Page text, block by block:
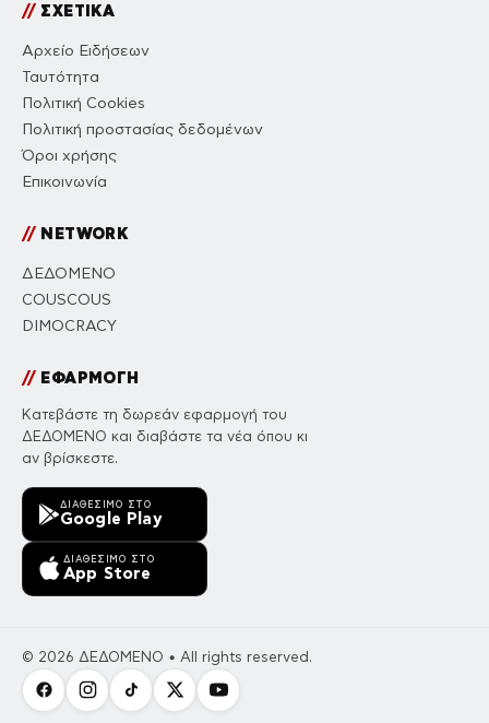
//ΣΧΕΤΙΚΑ
Αρχείο Ειδήσεων
Ταυτότητα
Πολιτική Cookies
Πολιτική προστασίας δεδομένων
Όροι χρήσης
Επικοινωνία
//NETWORK
ΔΕΔΟΜΕΝΟ
COUSCOUS
DIMOCRACY
//ΕΦΑΡΜΟΓΗ
Κατεβάστε τη δωρεάν εφαρμογή του
ΔΕΔΟΜΕΝΟ και διαβάστε τα νέα όπου κι
αν βρίσκεστε.
ΔΙΑΘΈΣΙΜΟ ΣΤΟ
Google Play
ΔΙΑΘΈΣΙΜΟ ΣΤΟ
App Store
© 2026 ΔΕΔΟΜΕΝΟ • All rights reserved.